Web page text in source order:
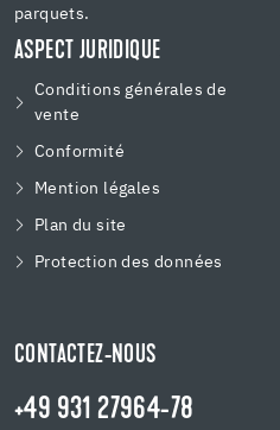
parquets.
ASPECT JURIDIQUE
Conditions générales de
vente
Conformité
Mention légales
Plan du site
Protection des données
CONTACTEZ-NOUS
+49 931 27964-78